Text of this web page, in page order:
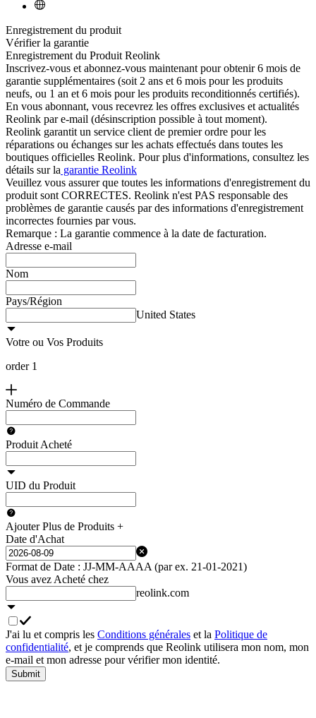
Enregistrement du produit
Vérifier la garantie
Enregistrement du Produit Reolink
Inscrivez-vous et abonnez-vous maintenant pour obtenir 6 mois de
garantie supplémentaires (soit 2 ans et 6 mois pour les produits
neufs, ou 1 an et 6 mois pour les produits reconditionnés certifiés).
En vous abonnant, vous recevrez les offres exclusives et actualités
Reolink par e‑mail (désinscription possible à tout moment).
Reolink garantit un service client de premier ordre pour les
réparations ou échanges sur les achats effectués dans toutes les
boutiques officielles Reolink. Pour plus d'informations, consultez les
détails sur la garantie Reolink
Veuillez vous assurer que toutes les informations d'enregistrement du
produit sont CORRECTES. Reolink n'est PAS responsable des
problèmes de garantie causés par des informations d'enregistrement
incorrectes fournies par vous.
Remarque : La garantie commence à la date de facturation.
Adresse e-mail
Nom
Pays/Région
United States
Votre ou Vos Produits
order 1
Numéro de Commande
Produit Acheté
UID du Produit
Ajouter Plus de Produits +
Date d'Achat
Format de Date : JJ-MM-AAAA (par ex. 21-01-2021)
Vous avez Acheté chez
reolink.com
J'ai lu et compris les Conditions générales et la Politique de
confidentialité, et je comprends que Reolink utilisera mon nom, mon
e‑mail et mon adresse pour vérifier mon identité.
Submit